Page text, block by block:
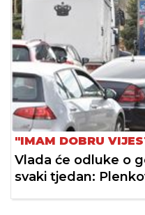
"IMAM DOBRU
Vlada će odluke o
svaki tjedan: